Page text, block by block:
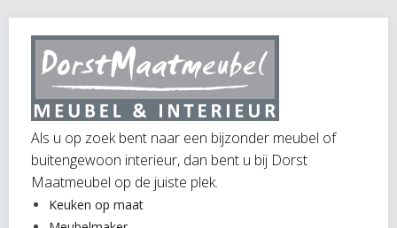
Als u op zoek bent naar een bijzonder meubel of
buitengewoon interieur, dan bent u bij Dorst
Maatmeubel op de juiste plek.
Keuken op maat